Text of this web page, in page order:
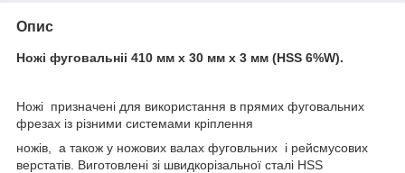
Опис
Ножі фуговальніі 410 мм х 30 мм х 3 мм (HSS 6%W).
Ножі призначені для використання в прямих фуговальних
фрезах із різними системами кріплення
ножів, а також у ножових валах фуговльних і рейсмусових
верстатів. Виготовлені зі швидкорізальної сталі HSS